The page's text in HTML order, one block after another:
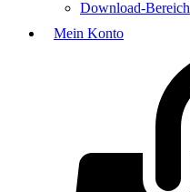
Download-Bereich
Mein Konto